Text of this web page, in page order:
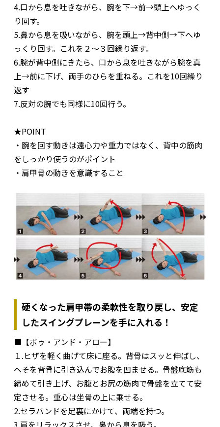
4.口から息を吐きながら、腕を下→前→頭上へゆっく
り回す。
5.鼻から息を吸いながら、腕を頭上→背中側→下へゆ
っくり回す。これを２～３回繰り返す。
6.腕が背中側にきたら、口から息を吐きながら腕を真
上→前に下げ、両手のひらを重ねる。これを10回繰り
返す
7.反対の腕でも同様に10回行う。
★POINT
・腕を回す動きは遠心力や重力ではなく、背中の筋肉
をしっかり使うのがポイント
・肩甲骨の動きを意識すること
硬くなった肩甲帯の柔軟性を取り戻し、安定
したスイングプレーンを手に入れる！
■【ボゥ・アンド・アロー】
１.ヒザを軽く曲げて床に座る。背骨はスッと伸ばし、
へそを背骨に引き込んでお腹を凹ませる。骨盤底筋も
締めて引き上げ、お腹とお尻の筋肉で骨盤を立てて安
定させる。重心は坐骨の上に乗せる。
2.セラバンドを足裏にかけて、両端を持つ。
3.肩をリラックスさせ、鼻から息を吸う。